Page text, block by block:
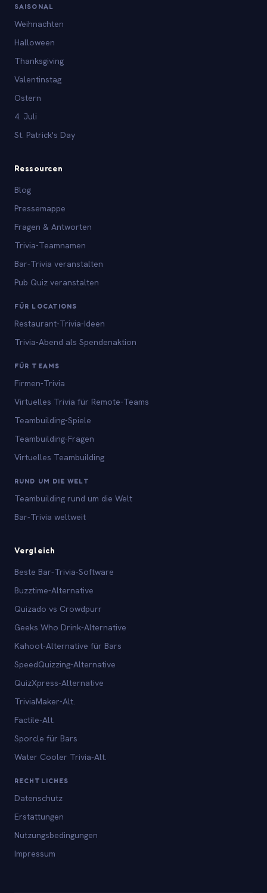
SAISONAL
Weihnachten
Halloween
Thanksgiving
Valentinstag
Ostern
4. Juli
St. Patrick's Day
Ressourcen
Blog
Pressemappe
Fragen & Antworten
Trivia-Teamnamen
Bar-Trivia veranstalten
Pub Quiz veranstalten
FÜR LOCATIONS
Restaurant-Trivia-Ideen
Trivia-Abend als Spendenaktion
FÜR TEAMS
Firmen-Trivia
Virtuelles Trivia für Remote-Teams
Teambuilding-Spiele
Teambuilding-Fragen
Virtuelles Teambuilding
RUND UM DIE WELT
Teambuilding rund um die Welt
Bar-Trivia weltweit
Vergleich
Beste Bar-Trivia-Software
Buzztime-Alternative
Quizado vs Crowdpurr
Geeks Who Drink-Alternative
Kahoot-Alternative für Bars
SpeedQuizzing-Alternative
QuizXpress-Alternative
TriviaMaker-Alt.
Factile-Alt.
Sporcle für Bars
Water Cooler Trivia-Alt.
RECHTLICHES
Datenschutz
Erstattungen
Nutzungsbedingungen
Impressum